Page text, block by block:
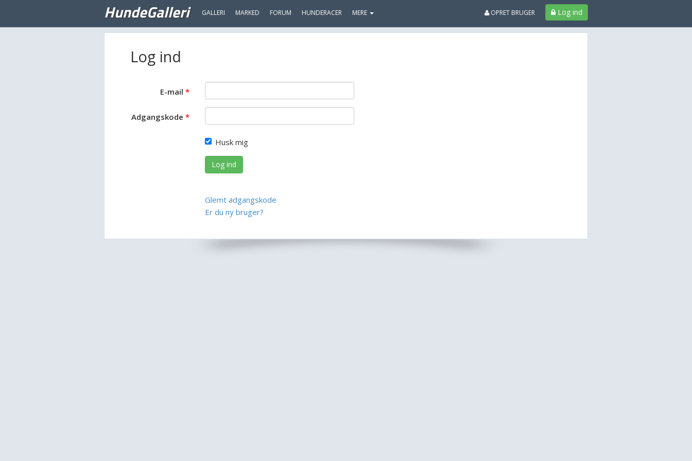
HundeGalleri GALLERI MARKED FORUM HUNDERACER MERE Log ind
OPRET BRUGER
Log ind
E-mail
Adgangskode
Husk mig
Log ind
Glemt adgangskode
Er du ny bruger?